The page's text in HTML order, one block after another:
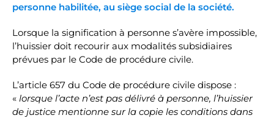
personne habilitée, au siège social de la société.
Lorsque la signification à personne s’avère impossible,
l’huissier doit recourir aux modalités subsidiaires
prévues par le Code de procédure civile.
L’article 657 du Code de procédure civile dispose :
« lorsque l’acte n’est pas délivré à personne, l’huissier
de justice mentionne sur la copie les conditions dans